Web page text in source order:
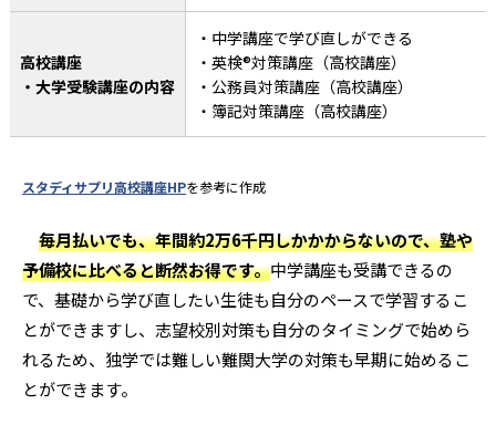
高校講座
・大学受験講座の内容
・中学講座で学び直しができる
・英検®︎対策講座（高校講座）
・公務員対策講座（高校講座）
・簿記対策講座（高校講座）
スタディサプリ高校講座HPを参考に作成
毎月払いでも、年間約2万6千円しかかからないので、塾や
予備校に比べると断然お得です。中学講座も受講できるの
で、基礎から学び直したい生徒も自分のペースで学習するこ
とができますし、志望校別対策も自分のタイミングで始めら
れるため、独学では難しい難関大学の対策も早期に始めるこ
とができます。